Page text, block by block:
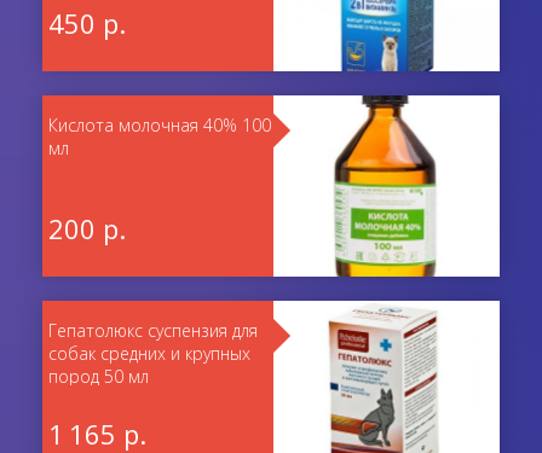
450 р.
Кислота молочная 40% 100
мл
200 р.
Гепатолюкс суспензия для
собак средних и крупных
пород 50 мл
1 165 р.